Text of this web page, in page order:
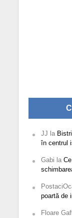
JJ la
în centrul
Gabi la
poartă de
Floare